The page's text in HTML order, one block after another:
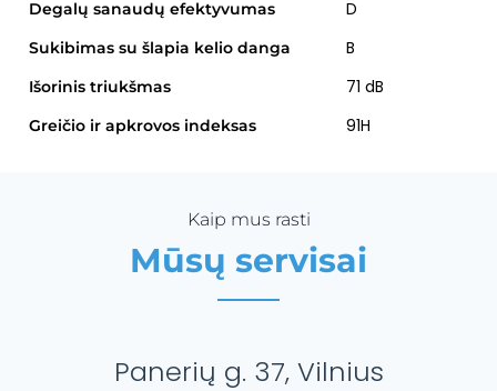
Degalų sanaudų efektyvumas D
Sukibimas su šlapia kelio danga B
Išorinis triukšmas 71 dB
Greičio ir apkrovos indeksas 91H
Kaip mus rasti
Mūsų servisai
Panerių g. 37, Vilnius